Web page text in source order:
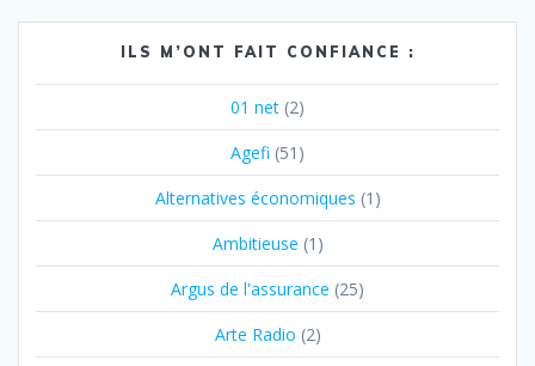
ILS M’ONT FAIT CONFIANCE :
01 net (2)
Agefi (51)
Alternatives économiques (1)
Ambitieuse (1)
Argus de l'assurance (25)
Arte Radio (2)